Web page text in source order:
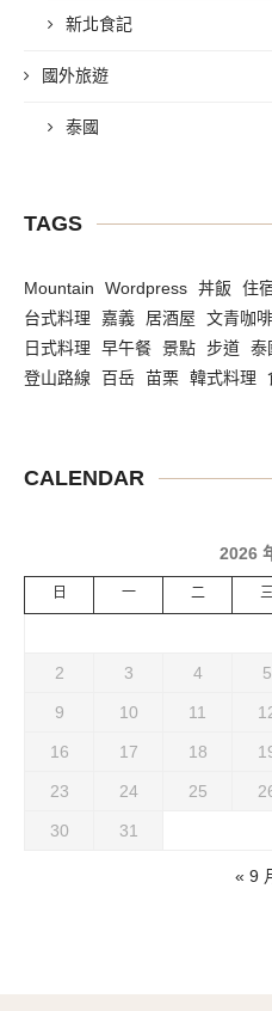
新北食記
國外旅遊
泰國
TAGS
Mountain Wordpress 丼飯 住
台式料理
嘉義 居酒屋 文青咖
日式料理
早午餐 景點 步道 泰
登山路線
百岳 苗栗 韓式料理
CALENDAR
2026
日 一 二 三
2 3 4 5
9 10 11
16 17 18
23 24 25
30 31
« 9